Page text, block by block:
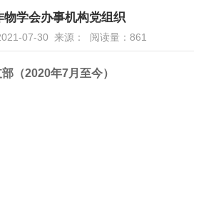
物学会办事机构党组织
07-30 来源： 阅读量： 861
（2020年7月至今）